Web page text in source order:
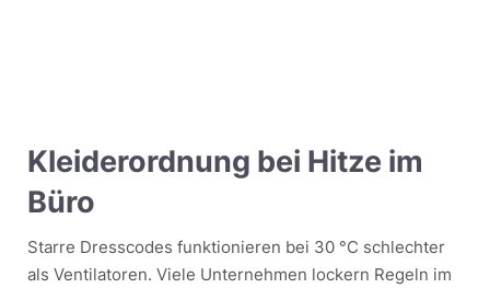
Kleiderordnung bei Hitze im
Büro
Starre Dresscodes funktionieren bei 30 °C schlechter
als Ventilatoren. Viele Unternehmen lockern Regeln im